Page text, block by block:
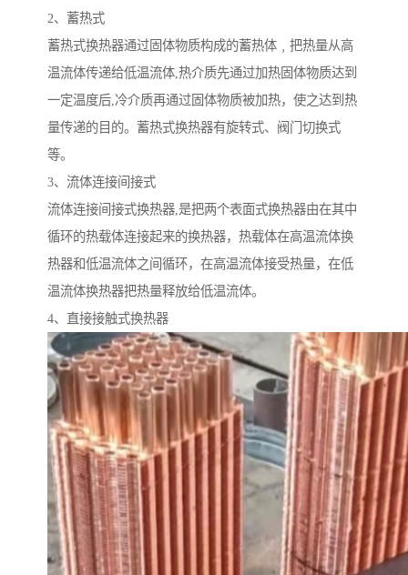
2、蓄热式
蓄热式换热器通过固体物质构成的蓄热体﹐把热量从高
温流体传递给低温流体,热介质先通过加热固体物质达到
一定温度后,冷介质再通过固体物质被加热，使之达到热
量传递的目的。蓄热式换热器有旋转式、阀门切换式
等。
3、流体连接间接式
流体连接间接式换热器,是把两个表面式换热器由在其中
循环的热载体连接起来的换热器，热载体在高温流体换
热器和低温流体之间循环，在高温流体接受热量，在低
温流体换热器把热量释放给低温流体。
4、直接接触式换热器